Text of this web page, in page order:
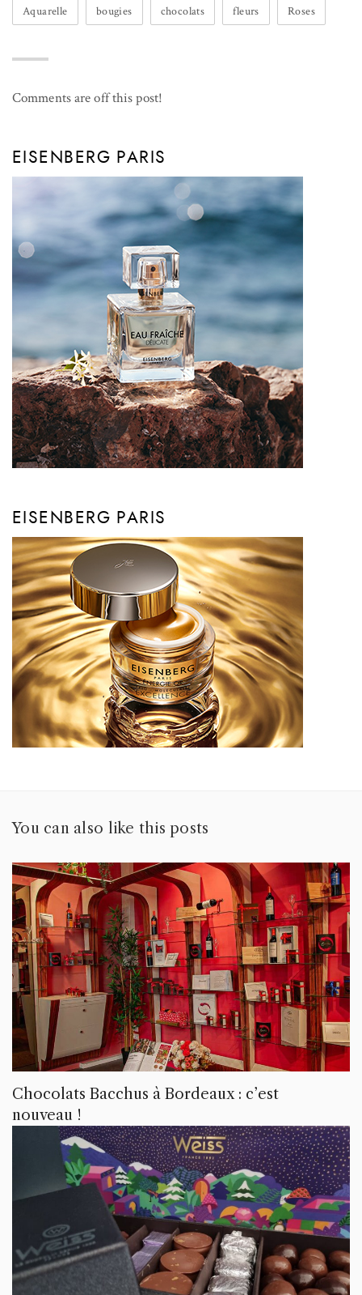
Aquarelle bougies chocolats fleurs Roses
Comments are off this post!
EISENBERG PARIS
EISENBERG PARIS
You can also like this posts
Chocolats Bacchus à Bordeaux : c’est
nouveau !